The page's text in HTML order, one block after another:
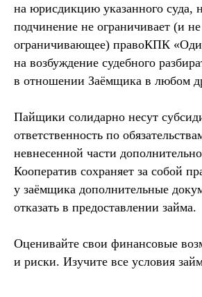
на юрисдикцию указанного суда,
подчинение не ограничивает (и не
ограничивающее) правоКПК
на возбуждение судебного
в отношении Заёмщика в любом
Пайщики солидарно несут
ответственность по
невнесенной части
Кооператив сохраняет за собой
у заёмщика дополнительные
отказать в предоставлении займа.
Оценивайте свои финансовые
и риски. Изучите все условия